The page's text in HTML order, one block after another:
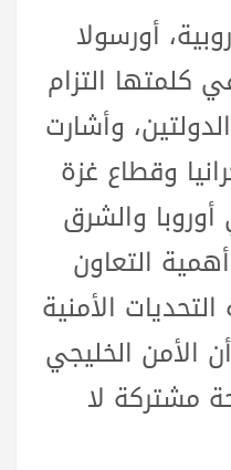
أورسولا
كلمتها التزام
وأشارت
وقطاع غزة
والشرق
التعاون
الأمنية
الأمن الخليجي
مشتركة لا